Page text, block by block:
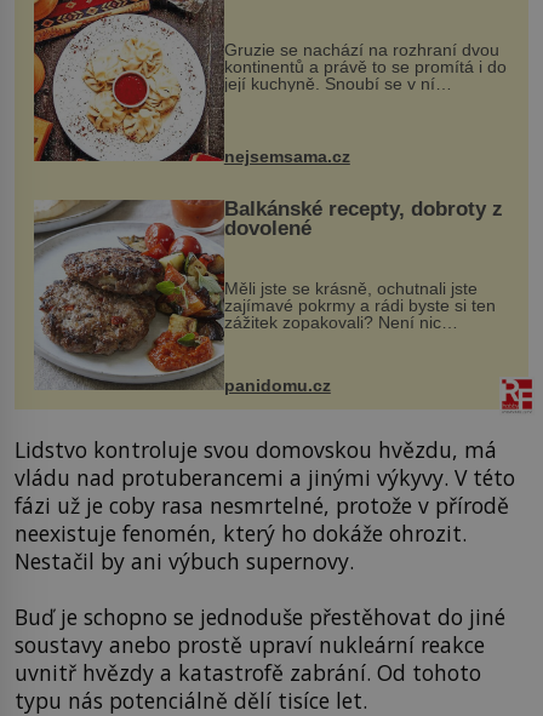
Gruzie se nachází na rozhraní dvou
kontinentů a právě to se promítá i do
její kuchyně. Snoubí se v ní
evropské a asijské chutě a díky tomu
vznikají rozmanité a chuťově bohaté
pokrmy, které rozhodně st...
nejsemsama.cz
Balkánské recepty, dobroty z
dovolené
Měli jste se krásně, ochutnali jste
zajímavé pokrmy a rádi byste si ten
zážitek zopakovali? Není nic
snazšího. Pljeskavica (10 porcí)
Možná jste ji ochutnali na dovolené v
panidomu.cz
Lidstvo kontroluje svou domovskou hvězdu, má
vládu nad protuberancemi a jinými výkyvy. V této
fázi už je coby rasa nesmrtelné, protože v přírodě
neexistuje fenomén, který ho dokáže ohrozit.
Nestačil by ani výbuch supernovy.
Buď je schopno se jednoduše přestěhovat do jiné
soustavy anebo prostě upraví nukleární reakce
uvnitř hvězdy a katastrofě zabrání. Od tohoto
typu nás potenciálně dělí tisíce let.